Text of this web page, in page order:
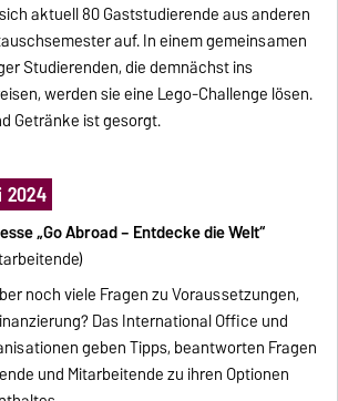
aktuell 80 Gaststudierende aus anderen
auf. In einem gemeinsamen
Studierenden, die demnächst ins
werden sie eine Lego-Challenge lösen.
Getränke ist gesorgt.
2024
„Go Abroad – Entdecke die Welt“
noch viele Fragen zu Voraussetzungen,
Das International Office und
geben Tipps, beantworten Fragen
und Mitarbeitende zu ihren Optionen